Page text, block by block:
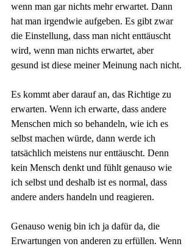
wenn man gar nichts mehr erwartet. Dann
hat man irgendwie aufgeben. Es gibt zwar
die Einstellung, dass man nicht enttäuscht
wird, wenn man nichts erwartet, aber
gesund ist diese meiner Meinung nach nicht.
Es kommt aber darauf an, das Richtige zu
erwarten. Wenn ich erwarte, dass andere
Menschen mich so behandeln, wie ich es
selbst machen würde, dann werde ich
tatsächlich meistens nur enttäuscht. Denn
kein Mensch denkt und fühlt genauso wie
ich selbst und deshalb ist es normal, dass
andere anders handeln und reagieren.
Genauso wenig bin ich ja dafür da, die
Erwartungen von anderen zu erfüllen. Wenn